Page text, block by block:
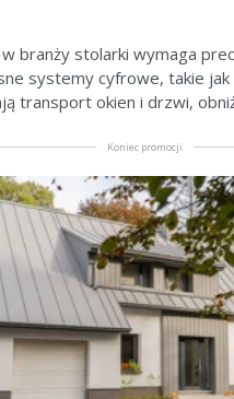
branży stolarki wymaga
systemy cyfrowe, takie jak
transport okien i drzwi,
Koniec promocji